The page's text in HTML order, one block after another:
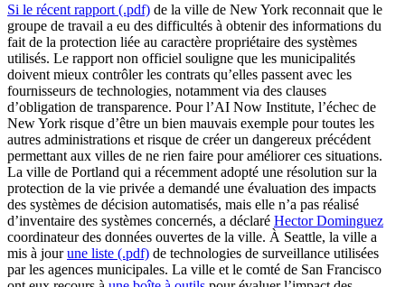
Si le récent rapport (.pdf) de la ville de New York reconnait que le
groupe de travail a eu des difficultés à obtenir des informations du
fait de la protection liée au caractère propriétaire des systèmes
utilisés. Le rapport non officiel souligne que les municipalités
doivent mieux contrôler les contrats qu’elles passent avec les
fournisseurs de technologies, notamment via des clauses
d’obligation de transparence. Pour l’AI Now Institute, l’échec de
New York risque d’être un bien mauvais exemple pour toutes les
autres administrations et risque de créer un dangereux précédent
permettant aux villes de ne rien faire pour améliorer ces situations.
La ville de Portland qui a récemment adopté une résolution sur la
protection de la vie privée a demandé une évaluation des impacts
des systèmes de décision automatisés, mais elle n’a pas réalisé
d’inventaire des systèmes concernés, a déclaré Hector Dominguez
coordinateur des données ouvertes de la ville. À Seattle, la ville a
mis à jourune liste (.pdf) de technologies de surveillance utilisées
par les agences municipales. La ville et le comté de San Francisco